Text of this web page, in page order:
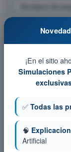
Simulacro de
Examen en
¡En el sitio
Simulaciones
✅ Todas las
🧠
Artificial